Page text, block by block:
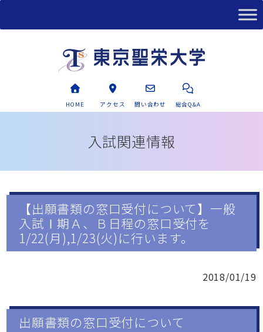
HOME アクセス 問い合わせ 総合Q&A
入試関連情報
【出願書類の窓口受付について】一般
入試Ⅰ期Ａ、Ｂ日程の窓口受付を
1/22(月),1/23(火)に行います。
2018/01/19
出願書類の窓口受付について